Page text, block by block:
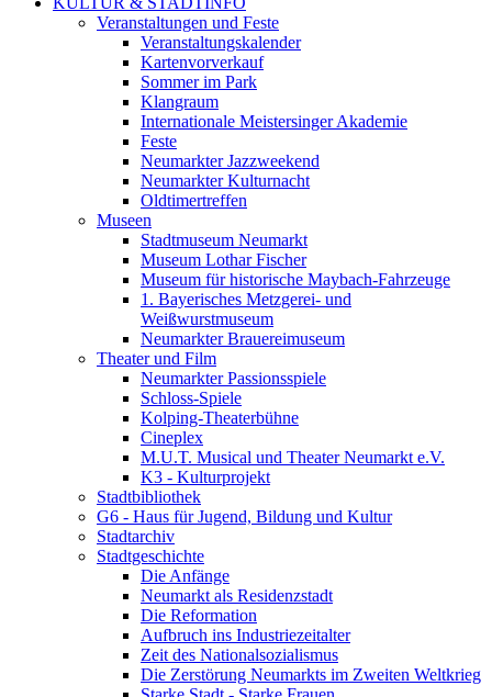
Veranstaltungen und Feste
Veranstaltungskalender
Kartenvorverkauf
Sommer im Park
Klangraum
Internationale Meistersinger Akademie
Feste
Neumarkter Jazzweekend
Neumarkter Kulturnacht
Oldtimertreffen
Museen
Stadtmuseum Neumarkt
Museum Lothar Fischer
Museum für historische Maybach-Fahrzeuge
1. Bayerisches Metzgerei- und
Weißwurstmuseum
Neumarkter Brauereimuseum
Theater und Film
Neumarkter Passionsspiele
Schloss-Spiele
Kolping-Theaterbühne
Cineplex
M.U.T. Musical und Theater Neumarkt e.V.
K3 - Kulturprojekt
Stadtbibliothek
G6 - Haus für Jugend, Bildung und Kultur
Stadtarchiv
Stadtgeschichte
Die Anfänge
Neumarkt als Residenzstadt
Die Reformation
Aufbruch ins Industriezeitalter
Zeit des Nationalsozialismus
Die Zerstörung Neumarkts im Zweiten Weltkrieg